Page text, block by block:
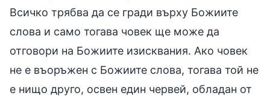
Всичко трябва да се гради върху Божиите
слова и само тогава човек ще може да
отговори на Божиите изисквания. Ако човек
не е въоръжен с Божиите слова, тогава той не
е нищо друго, освен един червей, обладан от